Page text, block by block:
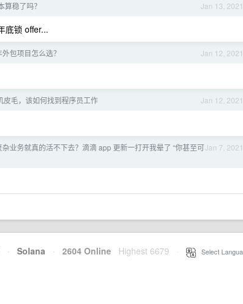
Jan 13, 2021
算稳了吗？
底锁 offer...
Jan 12, 2021
包项目怎么选？
Jan 12, 2021
皮毛，该如何找到程序员工作
Jan 7, 2021
业务就真的活不下去？滴滴 app 更新一打开我晕了 “你甚至可
· Solana · 2604 Online Highest 6679 Select